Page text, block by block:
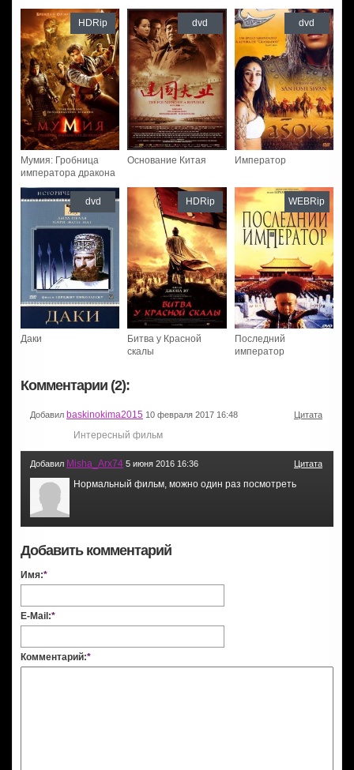
Мумия: Гробница
императора дракона
HDRip
Основание Китая
dvd
Император
dvd
Даки
dvd
Битва у Красной
скалы
HDRip
Последний
император
WEBRip
Комментарии (2):
Добавил baskinokima2015 10 февраля 2017 16:48 Цитата
Интересный фильм
Добавил Misha_Arx74 5 июня 2016 16:36 Цитата
Нормальный фильм, можно один раз посмотреть
Добавить комментарий
Имя:*
E-Mail:*
Комментарий:*